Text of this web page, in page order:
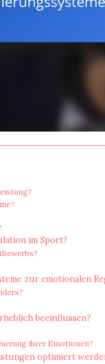
im Sport?
zur emotionalen
beeinflussen?
ihrer Emotionen?
optimiert